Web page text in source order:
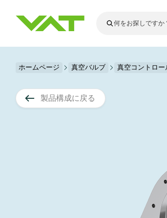
最新ニュース すべてのニュ
Semicon India 2026で精密技術
VATについて
真空バルブ
ホームページ 真空バルブ 真空コントロー
製品構成に戻る